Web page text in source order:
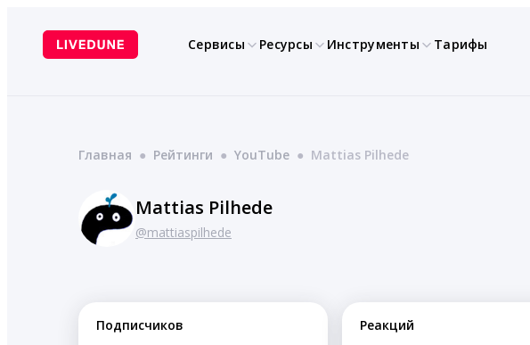
содержимому
Сервисы Ресурсы Инструменты Тарифы
Главная ● Рейтинги ● YouTube ● Mattias Pilhede
Mattias Pilhede
@mattiaspilhede
Подписчиков Реакций